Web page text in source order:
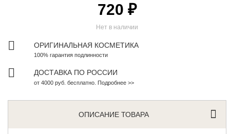
Нет в наличии
720 ₽
ОРИГИНАЛЬНАЯ КОСМЕТИКА
100% гарантия подлинности
ДОСТАВКА ПО РОССИИ
от 4000 руб. бесплатно. Подробнее >>
ОПИСАНИЕ ТОВАРА